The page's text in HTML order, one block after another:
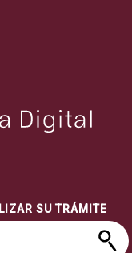
SU TRÁMITE